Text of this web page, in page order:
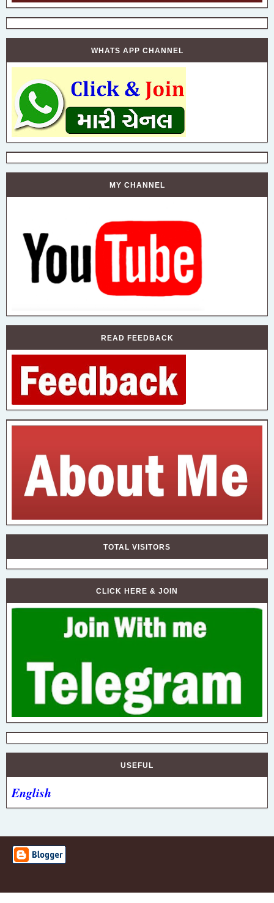
WHATS APP CHANNEL
MY CHANNEL
READ FEEDBACK
TOTAL VISITORS
CLICK HERE & JOIN
USEFUL
English